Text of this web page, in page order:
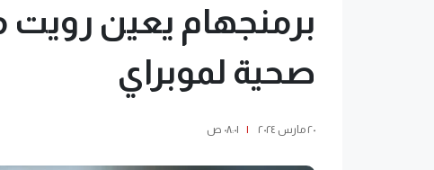
برمنجهام يعين رويت
صحية لموبراي
٢٠ مارس ٢٠٢٤ | ٠٨:٠١ ص